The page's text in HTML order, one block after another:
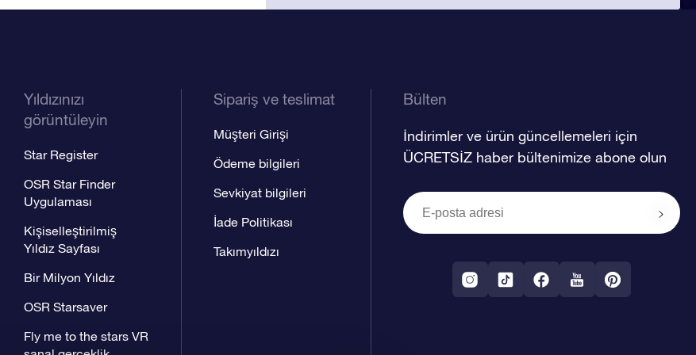
Yıldızınızı
görüntüleyin
Star Register
OSR Star Finder
Uygulaması
Kişiselleştirilmiş
Yıldız Sayfası
Bir Milyon Yıldız
OSR Starsaver
Fly me to the stars VR
Sipariş ve teslimat
Müşteri Girişi
Ödeme bilgileri
Sevkiyat bilgileri
İade Politikası
Takımyıldızı
Bülten
İndirimler ve ürün güncellemeleri için
ÜCRETSİZ haber bültenimize abone olun